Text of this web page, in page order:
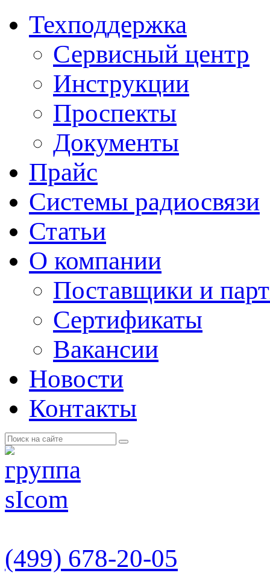
Техподдержка
Сервисный центр
Инструкции
Проспекты
Документы
Прайс
Системы радиосвязи
Статьи
О компании
Поставщики и
Cертификаты
Вакансии
Новости
Контакты
(499) 678-20-05